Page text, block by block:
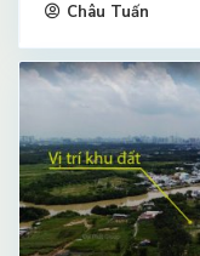
Châu Tuấn